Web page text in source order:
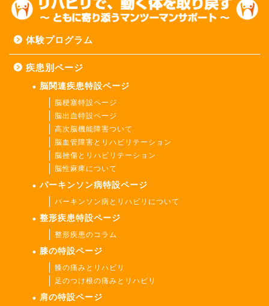
体験プログラム
疾患別ページ
脳関連疾患特設ページ
脳梗塞特設ページ
脳出血特設ページ
高次脳機能障害ついて
脳血管障害とリハビリテーション
脳挫傷とリハビリテーション
脳性麻痺について
パーキンソン病特設ページ
パーキンソン病とリハビリについて
整形疾患特設ページ
整形疾患のコラム
膝の特設ページ
膝の痛みとリハビリ
足のつけ根の痛みとリハビリ
肩の特設ページ